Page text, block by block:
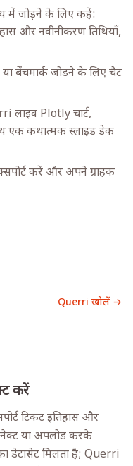
में जोड़ने के लिए कहें:
और नवीनीकरण तिथियाँ,
बेंचमार्क जोड़ने के लिए चैट
लाइव Plotly चार्ट,
एक कथात्मक स्लाइड डेक
करें और अपने ग्राहक
Querri खोलें →
करें
टिकट इतिहास और
या अपलोड करके
डेटासेट मिलता है; Querri